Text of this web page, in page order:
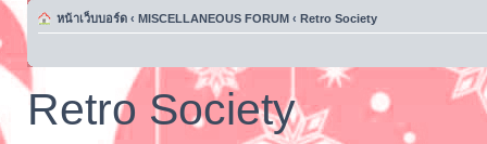
หน้าเว็บบอร์ด ‹ MISCELLANEOUS FORUM ‹ Retro Society
Retro Society